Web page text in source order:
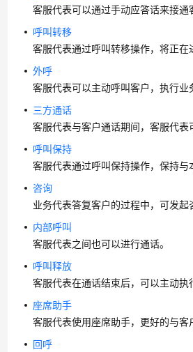
客服代表可以通过手动应答话来接通
呼叫转移
客服代表通过呼叫转移操作，将正在
外呼
客服代表可以主动呼叫客户，执行业
三方通话
客服代表与客户通话期间，客服代表
呼叫保持
客服代表通过呼叫保持操作，保持与
咨询
业务代表答复客户的过程中，可发
内部呼叫
客服代表之间也可以进行通话。
呼叫释放
客服代表在通话结束后，可以主动执
座席助手
客服代表使用座席助手，更好的与客
回呼